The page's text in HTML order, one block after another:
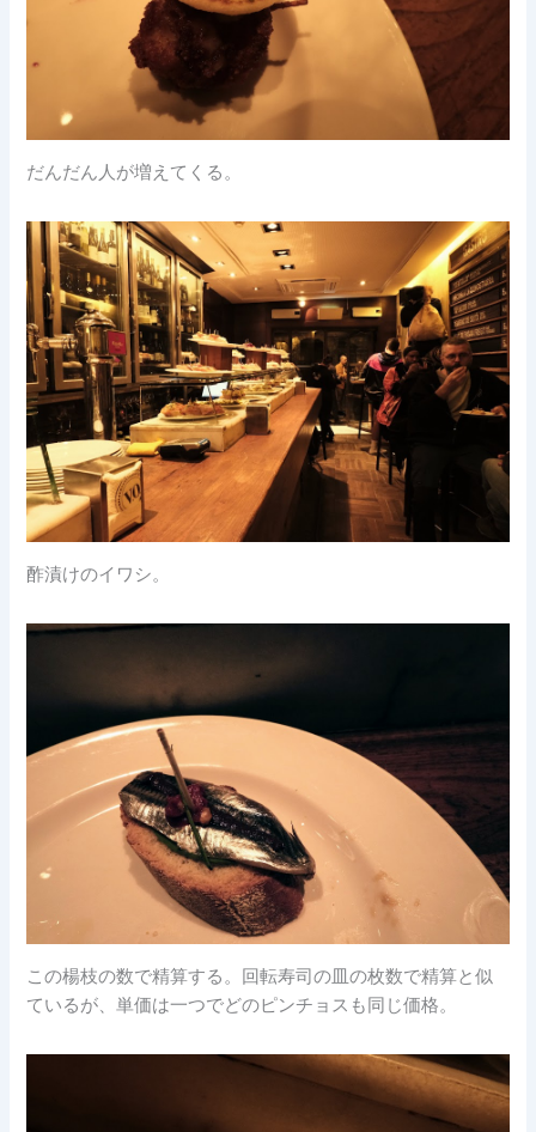
だんだん人が増えてくる。
酢漬けのイワシ。
この楊枝の数で精算する。回転寿司の皿の枚数で精算と似
ているが、単価は一つでどのピンチョスも同じ価格。